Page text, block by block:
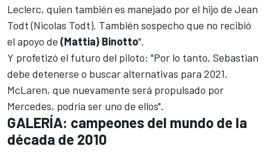
Leclerc, quien también es manejado por el hijo de Jean
Todt (Nicolas Todt). También sospecho que no recibió
el apoyo de (Mattia) Binotto".
Y profetizó el futuro del piloto: "Por lo tanto, Sebastian
debe detenerse o buscar alternativas para 2021.
McLaren, que nuevamente será propulsado por
Mercedes, podría ser uno de ellos".
GALERÍA: campeones del mundo de la
década de 2010